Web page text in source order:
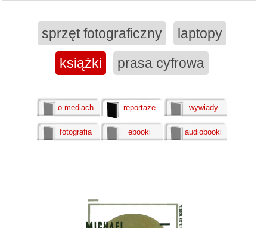
sprzęt fotograficzny
laptopy
książki
prasa cyfrowa
o mediach reportaże wywiady
fotografia ebooki audiobooki